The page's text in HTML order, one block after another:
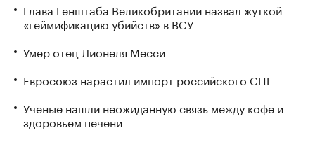
Глава Генштаба Великобритании назвал жуткой
«геймификацию убийств» в ВСУ
Умер отец Лионеля Месси
Евросоюз нарастил импорт российского СПГ
Ученые нашли неожиданную связь между кофе и
здоровьем печени